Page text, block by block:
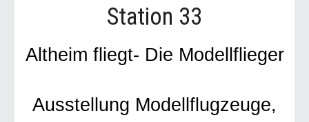
Station 33
Altheim fliegt- Die Modellflieger
Ausstellung Modellflugzeuge,